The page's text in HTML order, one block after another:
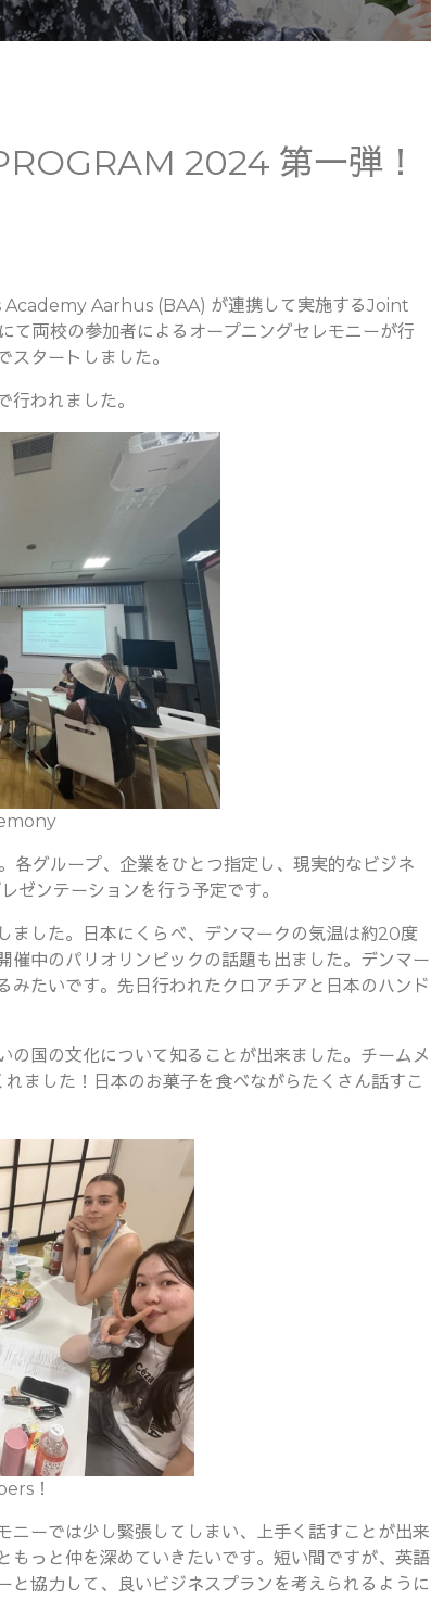
2024 第一弾！
Academy Aarhus (BAA) が連携して実施するJoint
両校の参加者によるオープニングセレモニーが行
タートしました。
われました。
各グループ、企業をひとつ指定し、現実的なビジネ
ゼンテーションを行う予定です。
ました。日本にくらべ、デンマークの気温は約20度
中のパリオリンピックの話題も出ました。デンマー
たいです。先日行われたクロアチアと日本のハンド
国の文化について知ることが出来ました。チームメ
ました！日本のお菓子を食べながらたくさん話すこ
！
ーでは少し緊張してしまい、上手く話すことが出来
もっと仲を深めていきたいです。短い間ですが、英語
協力して、良いビジネスプランを考えられるように